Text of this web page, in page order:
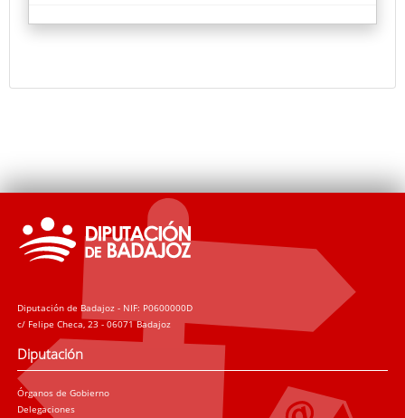
Diputación de Badajoz - NIF: P0600000D
c/ Felipe Checa, 23 - 06071 Badajoz
Diputación
Órganos de Gobierno
Delegaciones